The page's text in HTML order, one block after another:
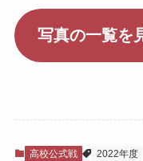
写真の一覧を
高校公式戦 2022年度